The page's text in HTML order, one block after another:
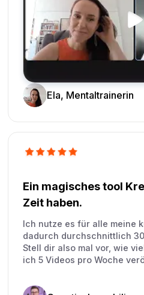
Ela, Mentaltrainerin
Ein magisches tool
Zeit haben.
Ich nutze es für alle meine
dadurch durchschnittlich
Stell dir also mal vor, wie
ich 5 Videos pro Woche